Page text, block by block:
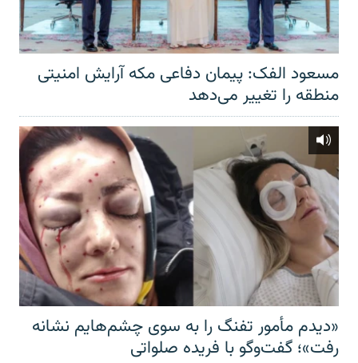
مسعود الفک: پیمان دفاعی مکه آرایش امنیتی
منطقه را تغییر می‌دهد
«دیدم مأمور تفنگ را به سوی چشم‌هایم نشانه
رفت»؛ گفت‌و‌گو با فریده صلواتی